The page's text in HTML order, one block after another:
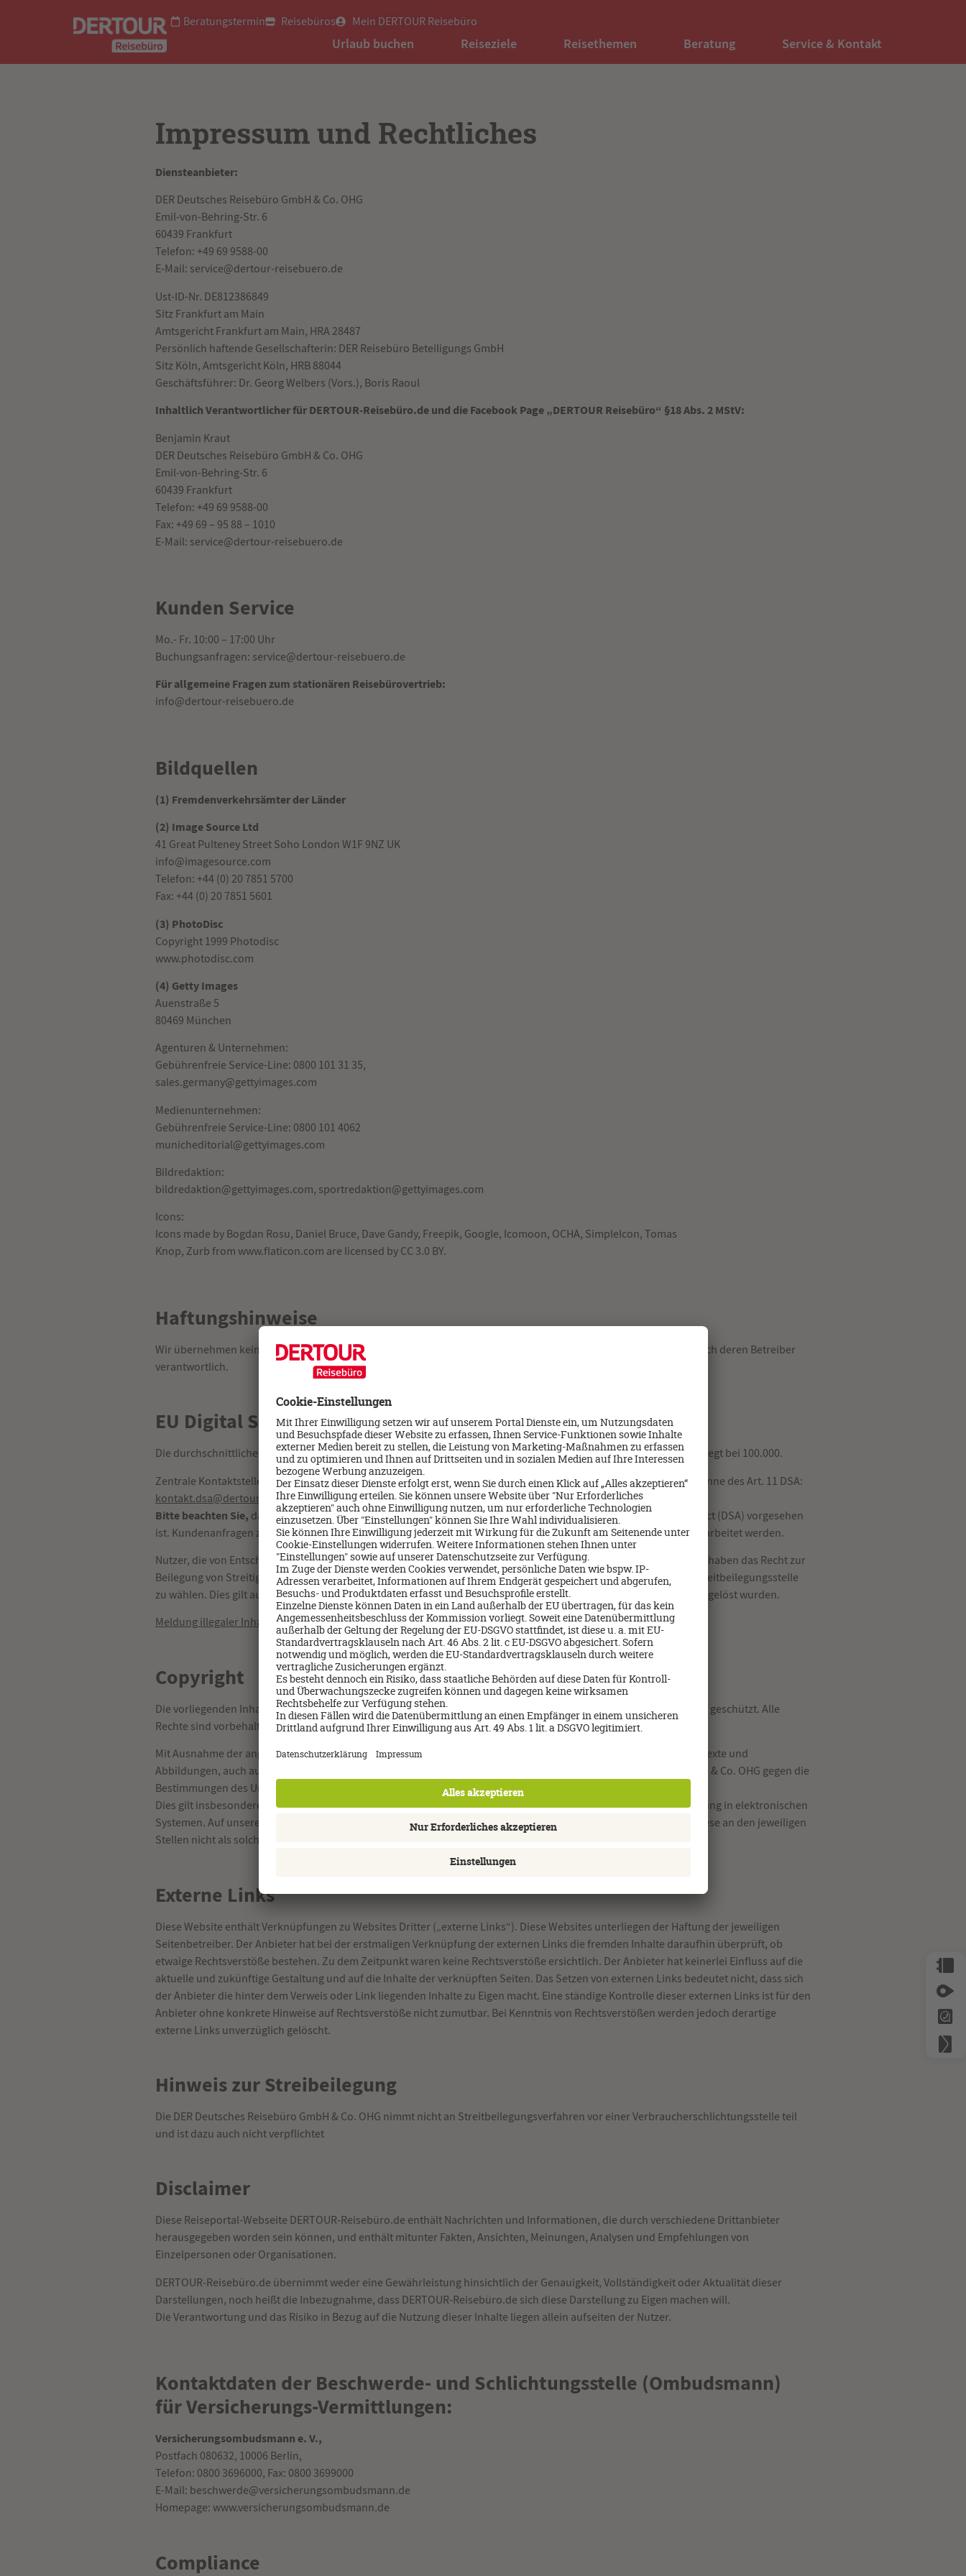
Beratungstermin Reisebüros Mein DERTOUR Reisebüro
Urlaub buchen Reiseziele Reisethemen Beratung Service & Kontakt
Impressum und Rechtliches
Diensteanbieter:
DER Deutsches Reisebüro GmbH & Co. OHG
Emil-von-Behring-Str. 6
60439 Frankfurt
Telefon: +49 69 9588-00
E-Mail: service@dertour-reisebuero.de
Ust-ID-Nr. DE812386849
Sitz Frankfurt am Main
Amtsgericht Frankfurt am Main, HRA 28487
Persönlich haftende Gesellschafterin: DER Reisebüro Beteiligungs GmbH
Sitz Köln, Amtsgericht Köln, HRB 88044
Geschäftsführer: Dr. Georg Welbers (Vors.), Boris Raoul
Inhaltlich Verantwortlicher für DERTOUR-Reisebüro.de und die Facebook Page „DERTOUR Reisebüro“ §18 Abs. 2 MStV:
Benjamin Kraut
DER Deutsches Reisebüro GmbH & Co. OHG
Emil-von-Behring-Str. 6
60439 Frankfurt
Telefon: +49 69 9588-00
Fax: +49 69 – 95 88 – 1010
E-Mail: service@dertour-reisebuero.de
Kunden Service
Mo.- Fr. 10:00 – 17:00 Uhr
Buchungsanfragen: service@dertour-reisebuero.de
Für allgemeine Fragen zum stationären Reisebürovertrieb:
info@dertour-reisebuero.de
Bildquellen
(1) Fremdenverkehrsämter der Länder
(2) Image Source Ltd
41 Great Pulteney Street Soho London W1F 9NZ UK
info@imagesource.com
Telefon: +44 (0) 20 7851 5700
Fax: +44 (0) 20 7851 5601
(3) PhotoDisc
Copyright 1999 Photodisc
www.photodisc.com
(4) Getty Images
Auenstraße 5
80469 München
Agenturen & Unternehmen:
Gebührenfreie Service-Line: 0800 101 31 35,
sales.germany@gettyimages.com
Medienunternehmen:
Gebührenfreie Service-Line: 0800 101 4062
municheditorial@gettyimages.com
Bildredaktion:
bildredaktion@gettyimages.com, sportredaktion@gettyimages.com
Icons:
Icons made by Bogdan Rosu, Daniel Bruce, Dave Gandy, Freepik, Google, Icomoon, OCHA, SimpleIcon, Tomas
Knop, Zurb from www.flaticon.com are licensed by CC 3.0 BY.
Haftungshinweise
Wir übernehmen keine Haftung für die Inhalte externer Links. Für den Inhalt der verlinkten Seiten sind ausschließlich deren Betreiber
verantwortlich.
EU Digital Services Act (DSA)
Die durchschnittliche monatliche Zahl der aktiven Nutzer unseres Dienstes im Sinne des Digital Services Act (DSA) liegt bei 100.000.
Zentrale Kontaktstelle für die Behörden der Mitgliedsstaaten, die Europäische Kommission und das Gremium im Sinne des Art. 11 DSA:
kontakt.dsa@dertour-reisebuero.de. Die Kommunikation kann auf Deutsch oder Englisch gesendet werden.
Bitte beachten Sie, dass dieses Postfach ausschließlich für Anfragen im Zusammenhang mit dem Digital Services Act (DSA) vorgesehen
ist. Kundenanfragen zu anderen Themenbereichen können über diese Adresse nicht entgegengenommen oder bearbeitet werden.
Nutzer, die von Entscheidungen des internen Beschwerdemanagementsystems (gemäß Art. 20 DSA) betroffen sind, haben das Recht zur
Beilegung von Streitigkeiten im Zusammenhang mit diesen Entscheidungen, eine zertifizierte außergerichtliche Streitbeilegungsstelle
zu wählen. Dies gilt auch für Beschwerden, die nicht mit den Mitteln des internen Beschwerdemanagementsystems gelöst wurden.
Meldung illegaler Inhalte
Copyright
Die vorliegenden Inhalte des Internetauftritts der DER Deutsches Reisebüro GmbH & Co. OHG sind urheberrechtlich geschützt. Alle
Rechte sind vorbehalten.
Mit Ausnahme der angebotenen Downloads zur Verwendung in der Originalfassung verstößt die Verwendung der Texte und
Abbildungen, auch auszugsweise, ohne die vorherige schriftliche Zustimmung der DER Deutsches Reisebüro GmbH & Co. OHG gegen die
Bestimmungen des Urheberrechts und ist damit rechtswidrig.
Dies gilt insbesondere auch für alle Verwertungsrechte wie die Vervielfältigung, die Übersetzung oder die Verwendung in elektronischen
Systemen. Auf unserer Website werden eingetragene Marken, Handelsnamen und Logos verwendet. Auch wenn diese an den jeweiligen
Stellen nicht als solche gekennzeichnet sind, gelten die entsprechenden gesetzlichen Bestimmungen.
Externe Links
Diese Website enthält Verknüpfungen zu Websites Dritter („externe Links“). Diese Websites unterliegen der Haftung der jeweiligen
Seitenbetreiber. Der Anbieter hat bei der erstmaligen Verknüpfung der externen Links die fremden Inhalte daraufhin überprüft, ob
etwaige Rechtsverstöße bestehen. Zu dem Zeitpunkt waren keine Rechtsverstöße ersichtlich. Der Anbieter hat keinerlei Einfluss auf die
aktuelle und zukünftige Gestaltung und auf die Inhalte der verknüpften Seiten. Das Setzen von externen Links bedeutet nicht, dass sich
der Anbieter die hinter dem Verweis oder Link liegenden Inhalte zu Eigen macht. Eine ständige Kontrolle dieser externen Links ist für den
Anbieter ohne konkrete Hinweise auf Rechtsverstöße nicht zumutbar. Bei Kenntnis von Rechtsverstößen werden jedoch derartige
externe Links unverzüglich gelöscht.
Hinweis zur Streibeilegung
Die DER Deutsches Reisebüro GmbH & Co. OHG nimmt nicht an Streitbeilegungsverfahren vor einer Verbraucherschlichtungsstelle teil
und ist dazu auch nicht verpflichtet
Disclaimer
Diese Reiseportal-Webseite DERTOUR-Reisebüro.de enthält Nachrichten und Informationen, die durch verschiedene Drittanbieter
herausgegeben worden sein können, und enthält mitunter Fakten, Ansichten, Meinungen, Analysen und Empfehlungen von
Einzelpersonen oder Organisationen.
DERTOUR-Reisebüro.de übernimmt weder eine Gewährleistung hinsichtlich der Genauigkeit, Vollständigkeit oder Aktualität dieser
Darstellungen, noch heißt die Inbezugnahme, dass DERTOUR-Reisebüro.de sich diese Darstellung zu Eigen machen will.
Die Verantwortung und das Risiko in Bezug auf die Nutzung dieser Inhalte liegen allein aufseiten der Nutzer.
Kontaktdaten der Beschwerde- und Schlichtungsstelle (Ombudsmann)
für Versicherungs-Vermittlungen:
Versicherungsombudsmann e. V.,
Postfach 080632, 10006 Berlin,
Telefon: 0800 3696000, Fax: 0800 3699000
E-Mail: beschwerde@versicherungsombudsmann.de
Homepage: www.versicherungsombudsmann.de
Compliance